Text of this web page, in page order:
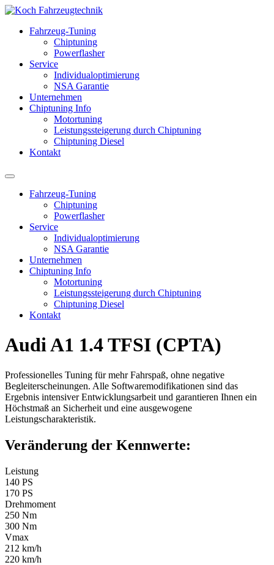
Fahrzeug-Tuning
Chiptuning
Powerflasher
Service
Individualoptimierung
NSA Garantie
Unternehmen
Chiptuning Info
Motortuning
Leistungssteigerung durch Chiptuning
Chiptuning Diesel
Kontakt
Fahrzeug-Tuning
Chiptuning
Powerflasher
Service
Individualoptimierung
NSA Garantie
Unternehmen
Chiptuning Info
Motortuning
Leistungssteigerung durch Chiptuning
Chiptuning Diesel
Kontakt
Audi A1 1.4 TFSI (CPTA)
Professionelles Tuning für mehr Fahrspaß, ohne negative
Begleiterscheinungen. Alle Softwaremodifikationen sind das
Ergebnis intensiver Entwicklungsarbeit und garantieren Ihnen ein
Höchstmaß an Sicherheit und eine ausgewogene
Leistungscharakteristik.
Veränderung der Kennwerte:
Leistung
140 PS
170 PS
Drehmoment
250 Nm
300 Nm
Vmax
212 km/h
220 km/h